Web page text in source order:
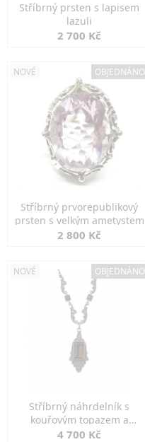
Stříbrný prsten s lapisem
lazuli
2 700 Kč
NOVÉ OBJEDNÁNO
Stříbrný prvorepublikový
prsten s velkým ametystem
2 800 Kč
NOVÉ OBJEDNÁNO
Stříbrný náhrdelník s
kouřovým topazem a
markazity
4 700 Kč